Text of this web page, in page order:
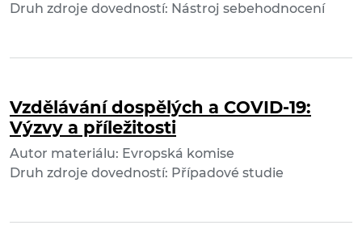
Druh zdroje dovedností: Nástroj sebehodnocení
Vzdělávání dospělých a COVID-19:
Výzvy a příležitosti
Autor materiálu: Evropská komise
Druh zdroje dovedností: Případové studie